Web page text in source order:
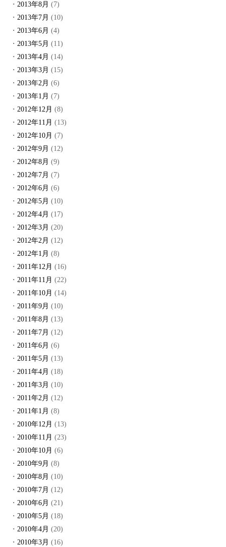
2013年8月 (7)
2013年7月 (10)
2013年6月 (4)
2013年5月 (11)
2013年4月 (14)
2013年3月 (15)
2013年2月 (6)
2013年1月 (7)
2012年12月 (8)
2012年11月 (13)
2012年10月 (7)
2012年9月 (12)
2012年8月 (9)
2012年7月 (7)
2012年6月 (6)
2012年5月 (10)
2012年4月 (17)
2012年3月 (20)
2012年2月 (12)
2012年1月 (8)
2011年12月 (16)
2011年11月 (22)
2011年10月 (14)
2011年9月 (10)
2011年8月 (13)
2011年7月 (12)
2011年6月 (6)
2011年5月 (13)
2011年4月 (18)
2011年3月 (10)
2011年2月 (12)
2011年1月 (8)
2010年12月 (13)
2010年11月 (23)
2010年10月 (6)
2010年9月 (8)
2010年8月 (10)
2010年7月 (12)
2010年6月 (21)
2010年5月 (18)
2010年4月 (20)
2010年3月 (16)